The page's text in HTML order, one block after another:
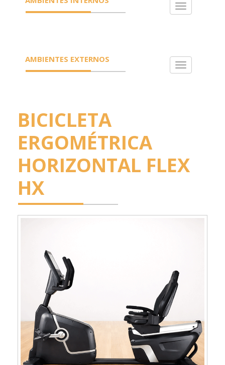
Toggle
AMBIENTES EXTERNOS
Toggle
BICICLETA
ERGOMÉTRICA
HORIZONTAL FLEX
HX